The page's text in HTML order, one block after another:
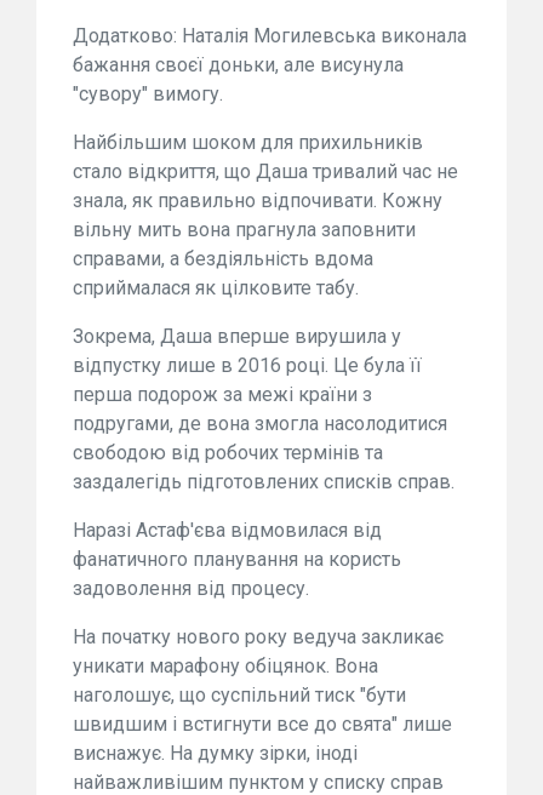
Додатково: Наталія Могилевська виконала
бажання своєї доньки, але висунула
"сувору" вимогу.
Найбільшим шоком для прихильників
стало відкриття, що Даша тривалий час не
знала, як правильно відпочивати. Кожну
вільну мить вона прагнула заповнити
справами, а бездіяльність вдома
сприймалася як цілковите табу.
Зокрема, Даша вперше вирушила у
відпустку лише в 2016 році. Це була її
перша подорож за межі країни з
подругами, де вона змогла насолодитися
свободою від робочих термінів та
заздалегідь підготовлених списків справ.
Наразі Астаф'єва відмовилася від
фанатичного планування на користь
задоволення від процесу.
На початку нового року ведуча закликає
уникати марафону обіцянок. Вона
наголошує, що суспільний тиск "бути
швидшим і встигнути все до свята" лише
виснажує. На думку зірки, іноді
найважливішим пунктом у списку справ